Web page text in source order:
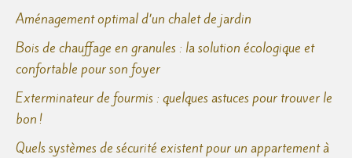
Aménagement optimal d’un chalet de jardin
Bois de chauffage en granules : la solution écologique et
confortable pour son foyer
Exterminateur de fourmis : quelques astuces pour trouver le
bon !
Quels systèmes de sécurité existent pour un appartement à